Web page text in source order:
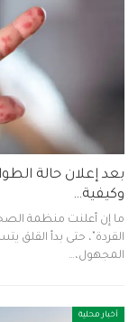
بعد إعلان حالة
وكيفية…
ما إن أعلنت منظمة
القردة"، حتى بدأ القلق
المجهول،…
أخبار محلية